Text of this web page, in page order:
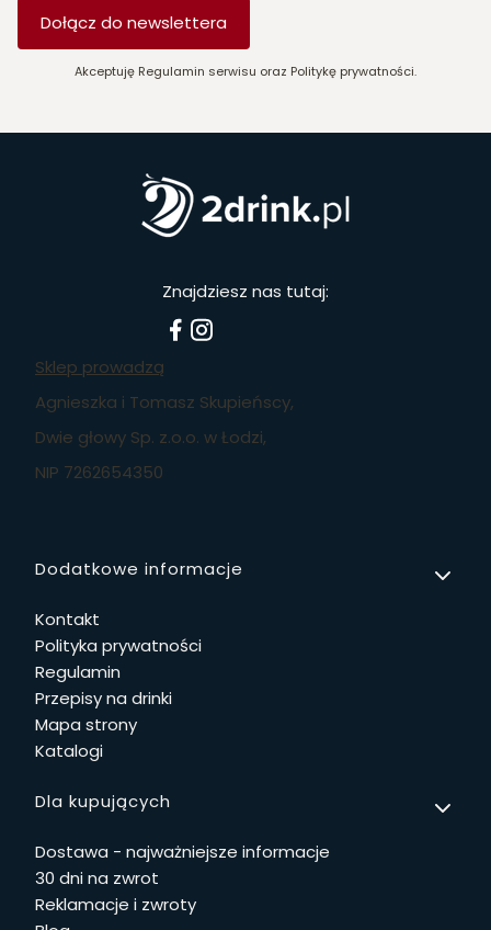
Dołącz do newslettera
Akceptuję Regulamin serwisu oraz Politykę prywatności.
Znajdziesz nas tutaj:
Sklep prowadzą
Agnieszka i Tomasz Skupieńscy,
Dwie głowy Sp. z.o.o. w Łodzi,
NIP 7262654350
Linki w stopce
Dodatkowe informacje
Kontakt
Polityka prywatności
Regulamin
Przepisy na drinki
Mapa strony
Katalogi
Dla kupujących
Dostawa - najważniejsze informacje
30 dni na zwrot
Reklamacje i zwroty